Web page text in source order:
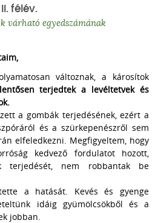
félév.
várható egyedszámának
változnak, a károsítok
terjedtek a levéltetvek és
a gombák terjedésének, ezért a
és a szürkepenészről sem
elfeledkezni. Megfigyeltem, hogy
kedvező fordulatot hozott,
terjedését, nem robbantak be
a hatását. Kevés és gyenge
idáig gyümölcsökből és a
jobban.